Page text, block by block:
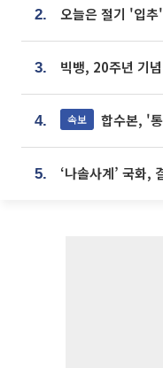
2. 오늘은 절기 '입
3.
4. 속보 합수본, '통계
5.